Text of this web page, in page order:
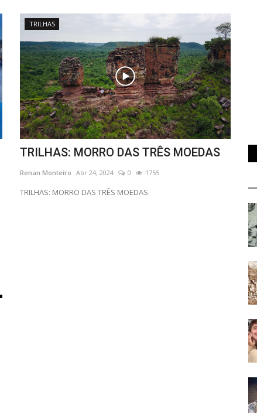
TRILHAS
TRILHAS: MORRO DAS TRÊS MOEDAS
Renan Monteiro Abr 24, 2024 0 1755
TRILHAS: MORRO DAS TRÊS MOEDAS